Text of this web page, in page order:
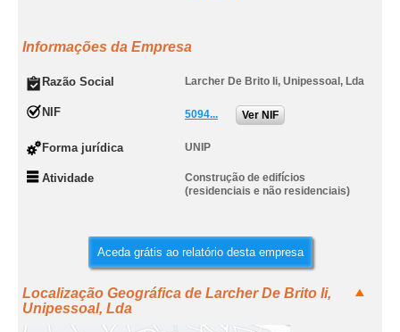
Informações da Empresa
Razão Social Larcher De Brito Ii, Unipessoal, Lda
NIF 5094... Ver NIF
Forma jurídica UNIP
Atividade
Construção de edifícios
(residenciais e não residenciais)
Aceda grátis ao relatório desta empresa
Localização Geográfica de Larcher De Brito Ii,
Unipessoal, Lda